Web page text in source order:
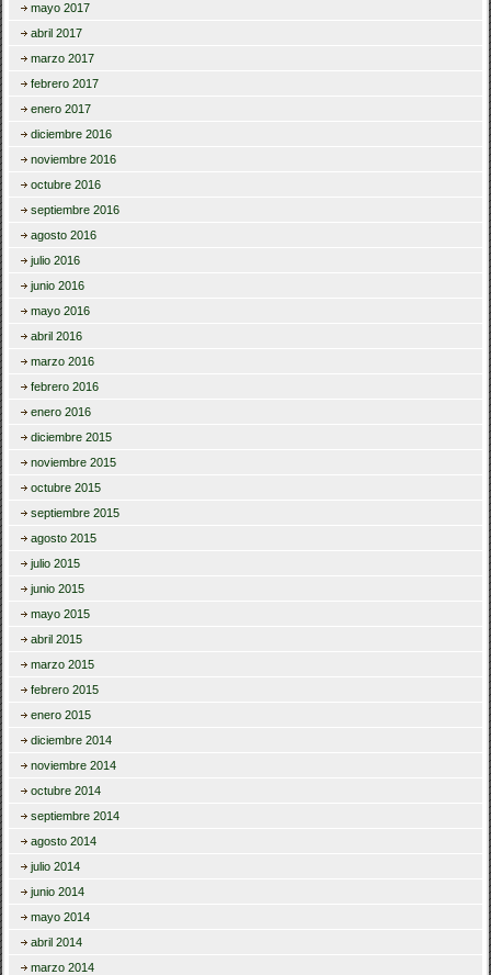
mayo 2017
abril 2017
marzo 2017
febrero 2017
enero 2017
diciembre 2016
noviembre 2016
octubre 2016
septiembre 2016
agosto 2016
julio 2016
junio 2016
mayo 2016
abril 2016
marzo 2016
febrero 2016
enero 2016
diciembre 2015
noviembre 2015
octubre 2015
septiembre 2015
agosto 2015
julio 2015
junio 2015
mayo 2015
abril 2015
marzo 2015
febrero 2015
enero 2015
diciembre 2014
noviembre 2014
octubre 2014
septiembre 2014
agosto 2014
julio 2014
junio 2014
mayo 2014
abril 2014
marzo 2014